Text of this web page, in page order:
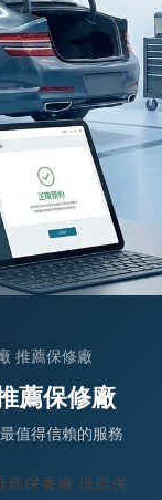
推薦保修廠
薦保修廠
值得信賴的服務
薦保養廠 推薦保